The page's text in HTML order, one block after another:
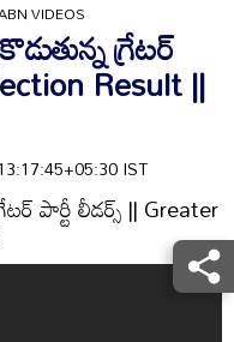
VIDEOS
గ్రేటర్
Result ||
IST
పార్టీ లీడర్స్ || Greater